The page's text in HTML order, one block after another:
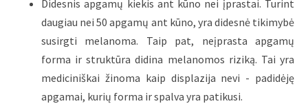
Didesnis apgamų kiekis ant kūno nei įprastai. Turint
daugiau nei 50 apgamų ant kūno, yra didesnė tikimybė
susirgti melanoma. Taip pat, neįprasta apgamų
forma ir struktūra didina melanomos riziką. Tai yra
mediciniškai žinoma kaip displazija nevi - padidėję
apgamai, kurių forma ir spalva yra patikusi.